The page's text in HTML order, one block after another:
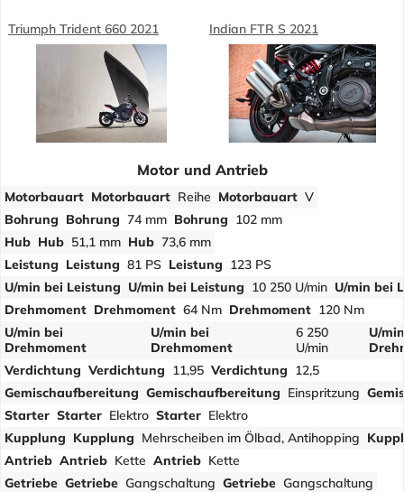
Triumph Trident 660 2021 Indian FTR S 2021
Motor und Antrieb
Motorbauart Motorbauart Reihe Motorbauart V
Bohrung Bohrung 74 mm Bohrung
102 mm
Hub Hub 51,1 mm Hub 73,6 mm
Leistung Leistung 81 PS Leistung
123 PS
U/min bei Leistung U/min bei Leistung 10 250 U/min U/min bei
Drehmoment Drehmoment 64 Nm Drehmoment 120 Nm
U/min bei
Drehmoment
U/min bei
Drehmoment
6 250
U/min
U/
Verdichtung Verdichtung 11,95 Verdichtung
12,5
Gemischaufbereitung Gemischaufbereitung Einspritzung
Starter Starter Elektro Starter Elektro
Kupplung Kupplung Mehrscheiben im Ölbad, Antihopping
Antrieb Antrieb Kette Antrieb Kette
Getriebe Getriebe Gangschaltung Getriebe Gangschaltung